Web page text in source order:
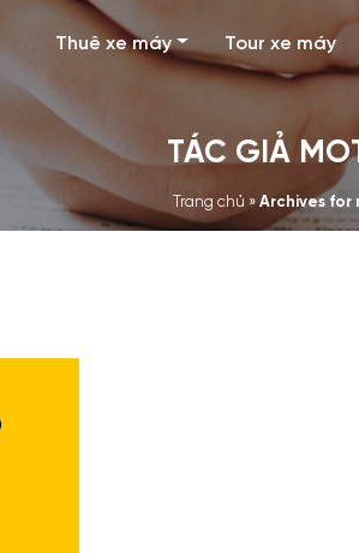
Thuê xe máy Tour xe máy
TÁC GIẢ
Trang chủ » Archives for